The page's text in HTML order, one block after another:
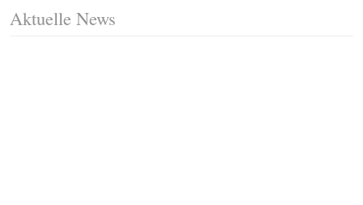
Aktuelle News